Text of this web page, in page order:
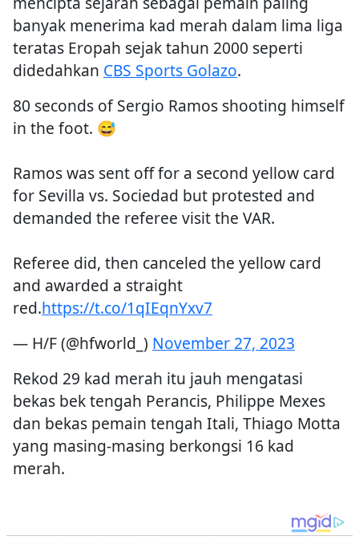
banyak menerima kad merah dalam lima liga
teratas Eropah sejak tahun 2000 seperti
didedahkan CBS Sports Golazo.
80 seconds of Sergio Ramos shooting himself
in the foot. 😅
Ramos was sent off for a second yellow card
for Sevilla vs. Sociedad but protested and
demanded the referee visit the VAR.
Referee did, then canceled the yellow card
and awarded a straight
red.https://t.co/1qIEqnYxv7
— H/F (@hfworld_) November 27, 2023
Rekod 29 kad merah itu jauh mengatasi
bekas bek tengah Perancis, Philippe Mexes
dan bekas pemain tengah Itali, Thiago Motta
yang masing-masing berkongsi 16 kad
merah.